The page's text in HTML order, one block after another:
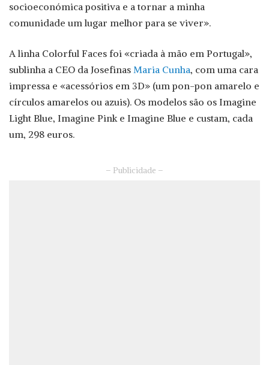
socioeconómica positiva e a tornar a minha
comunidade um lugar melhor para se viver».
A linha Colorful Faces foi «criada à mão em Portugal»,
sublinha a CEO da Josefinas Maria Cunha, com uma cara
impressa e «acessórios em 3D» (um pon-pon amarelo e
círculos amarelos ou azuis). Os modelos são os Imagine
Light Blue, Imagine Pink e Imagine Blue e custam, cada
um, 298 euros.
– Publicidade –